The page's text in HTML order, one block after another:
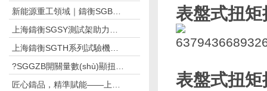
表盤式扭矩
表盤式扭